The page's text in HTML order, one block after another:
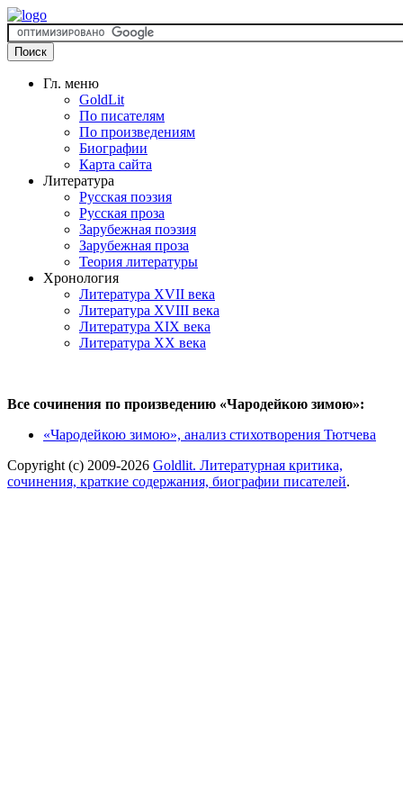
Гл. меню
GoldLit
По писателям
По произведениям
Биографии
Карта сайта
Литература
Русская поэзия
Русская проза
Зарубежная поэзия
Зарубежная проза
Теория литературы
Хронология
Литература XVII века
Литература XVIII века
Литература XIX века
Литература XX века
Все сочинения по произведению «Чародейкою зимою»:
«Чародейкою зимою», анализ стихотворения Тютчева
Copyright (c) 2009-2026 Goldlit. Литературная критика,
сочинения, краткие содержания, биографии писателей.